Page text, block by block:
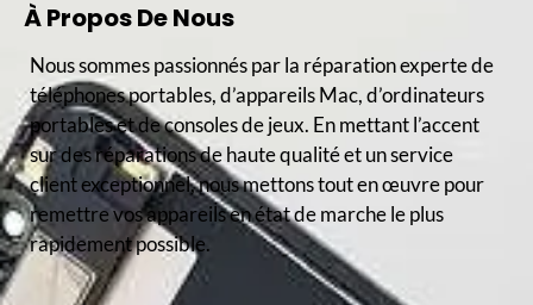
À Propos De Nous
Nous sommes passionnés par la réparation experte de
téléphones portables, d’appareils Mac, d’ordinateurs
portables et de consoles de jeux. En mettant l’accent
sur des réparations de haute qualité et un service
client exceptionnel, nous mettons tout en œuvre pour
remettre vos appareils en état de marche le plus
rapidement possible.